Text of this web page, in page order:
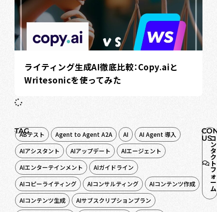
ライティング生成AI徹底比較：Copy.aiと
Writesonicを使ってみた
TAG
ABテスト Agent to Agent A2A AI
AI Agent 導入
AIアシスタント
AIアップデート
AIエージェント
AIエンターテインメント
AIガイドライン
AIコピーライティング
AIコンサルティング
AIコンテンツ作成
AIコンテンツ生成
AIサブスクリプションプラン
USコ
ン
タ
ク
ト
フ
ォ
ー
ム